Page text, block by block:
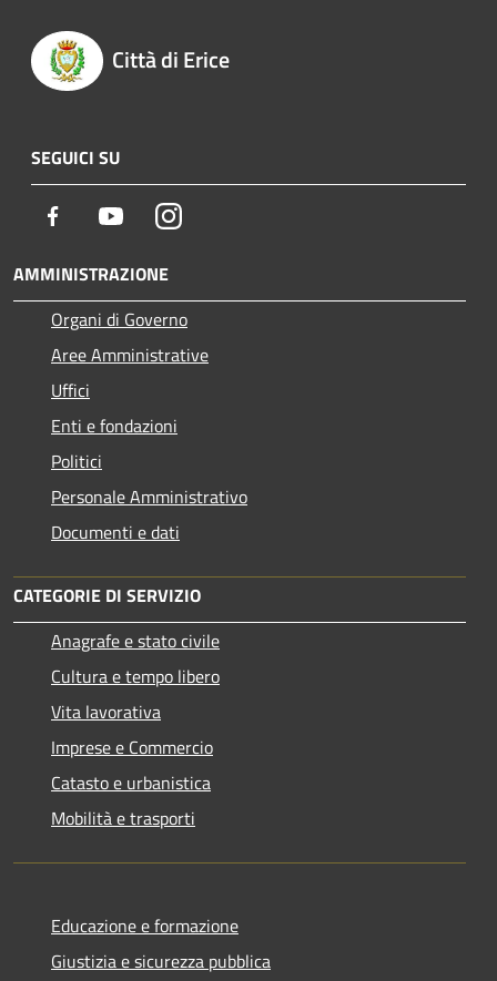
Città di Erice
SEGUICI SU
Facebook YoutubeInstagram
AMMINISTRAZIONE
Organi di Governo
Aree Amministrative
Uffici
Enti e fondazioni
Politici
Personale Amministrativo
Documenti e dati
CATEGORIE DI SERVIZIO
Anagrafe e stato civile
Cultura e tempo libero
Vita lavorativa
Imprese e Commercio
Catasto e urbanistica
Mobilità e trasporti
Educazione e formazione
Giustizia e sicurezza pubblica